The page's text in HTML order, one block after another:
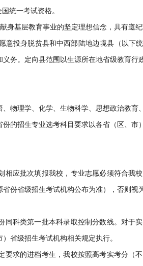
统一考试资格。
身基层教育事业的坚定理想信念，具有遵纪
意投身脱贫县和中西部陆地边境县（以下
务。定向县范围以生源所在地省级教育行
物理学、化学、生物科学、思想政治教育
的招生专业选考科目要求以各省（区、市
相应批次填报我校，专业志愿必须符合我
份省级招生考试机构公布为准），否则视
同科类第一批本科录取控制分数线。对于
省级招生考试机构相关规定执行。
要求的进档考生，我校按照高考实考分（